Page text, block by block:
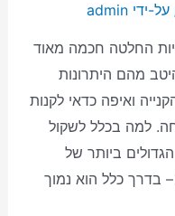
ידי admin
החלטה חכמה מאוד
מהם היתרונות
ואיפה כדאי לקנות
למה בכלל לשקול
ביותר של
– בדרך כלל הוא נמוך